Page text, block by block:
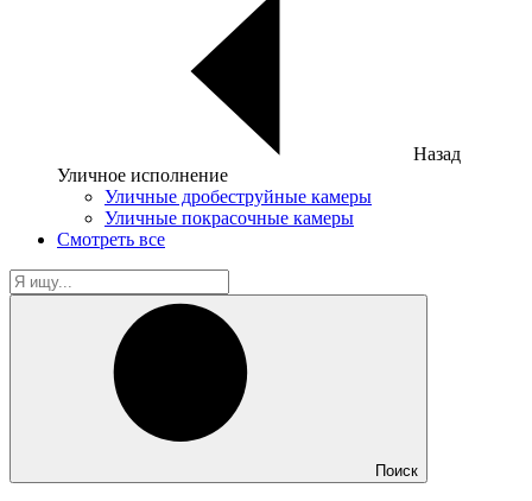
Назад
Уличное исполнение
Уличные дробеструйные камеры
Уличные покрасочные камеры
Смотреть все
Поиск